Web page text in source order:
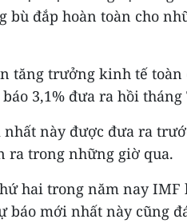
bù đắp hoàn toàn cho
tăng trưởng kinh tế toàn
3,1% đưa ra hồi tháng
nhất này được đưa ra
ra trong những giờ qua.
hai trong năm nay
báo mới nhất này cũng